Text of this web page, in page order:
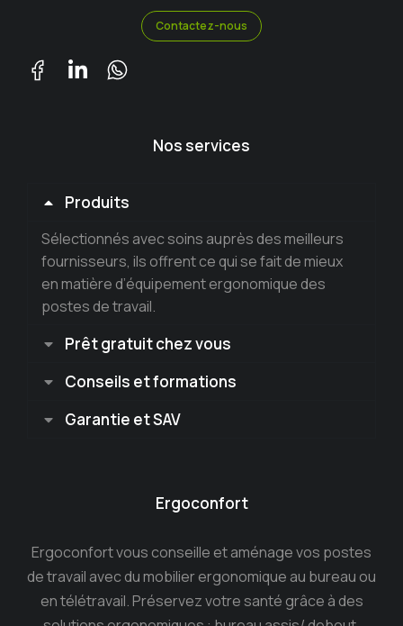
Contactez-nous
Nos services
Produits
Sélectionnés avec soins auprès des meilleurs
fournisseurs, ils offrent ce qui se fait de mieux
en matière d’équipement ergonomique des
postes de travail.
Prêt gratuit chez vous
Conseils et formations
Garantie et SAV
Ergoconfort
Ergoconfort vous conseille et aménage vos postes
de travail avec du mobilier ergonomique au bureau ou
en télétravail. Préservez votre santé grâce à des